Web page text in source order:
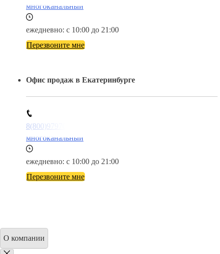
многоканальный
ежедневно: с 10:00 до 21:00
Перезвоните мне
Офис продаж в Екатеринбурге
8(800)9797043
многоканальный
ежедневно: с 10:00 до 21:00
Перезвоните мне
О компании